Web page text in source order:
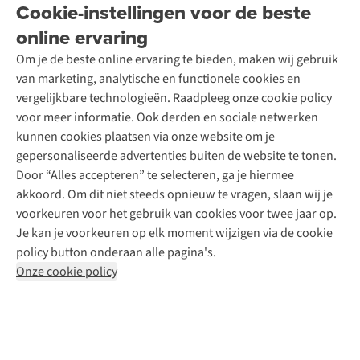
Cookie-instellingen voor de beste
online ervaring
Om je de beste online ervaring te bieden, maken wij gebruik
van marketing, analytische en functionele cookies en
vergelijkbare technologieën. Raadpleeg onze cookie policy
voor meer informatie. Ook derden en sociale netwerken
kunnen cookies plaatsen via onze website om je
gepersonaliseerde advertenties buiten de website te tonen.
Door “Alles accepteren” te selecteren, ga je hiermee
akkoord. Om dit niet steeds opnieuw te vragen, slaan wij je
voorkeuren voor het gebruik van cookies voor twee jaar op.
Je kan je voorkeuren op elk moment wijzigen via de cookie
policy button onderaan alle pagina's.
Onze cookie policy
Garantie
Contact
Over A.S.Adventure
Toegankelijkheidsverklaring
Ski-onderhoud
Wasservice
Schoenonderhoud
Schoenherstelling
Kledingherstelling
Retouches
Voor bedrijven
A.S.Magazine
Podcast
Explore Academy
Explore Camp
Gear Check
Inspiratie & advies
Meld je aan voor de nieuwsbrief
Follow us
Disclaimer Privacy Policy
Algemene voorwaarden
Cookie Policy